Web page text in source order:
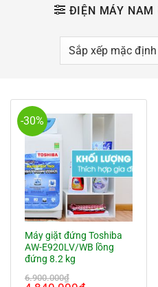
ĐIỆN MÁY NAM
-30%
Máy giặt đứng Toshiba
AW-E920LV/WB lồng
đứng 8.2 kg
6.900.000₫